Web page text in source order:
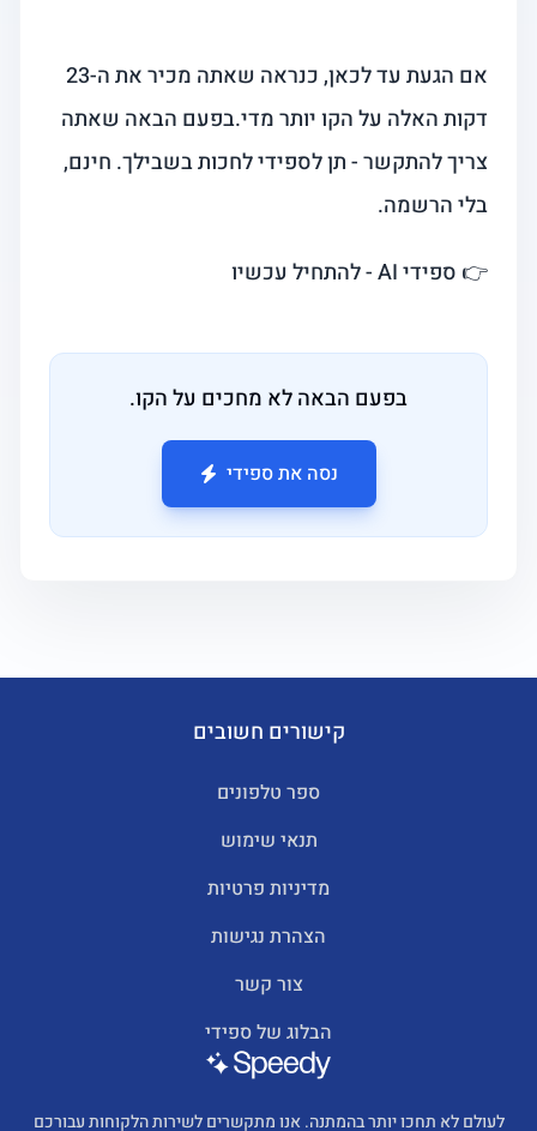
אם הגעת עד לכאן, כנראה שאתה מכיר את ה-23
דקות האלה על הקו יותר מדי.בפעם הבאה שאתה
צריך להתקשר - תן לספידי לחכות בשבילך. חינם,
בלי הרשמה.
👉 ספידי AI - להתחיל עכשיו
בפעם הבאה לא מחכים על הקו.
נסה את ספידי
קישורים חשובים
ספר טלפונים
תנאי שימוש
מדיניות פרטיות
הצהרת נגישות
צור קשר
הבלוג של ספידי
לעולם לא תחכו יותר בהמתנה. אנו מתקשרים לשירות הלקוחות עבורכם